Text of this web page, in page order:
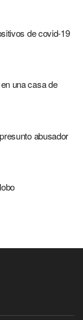
de covid-19
una casa de
abusador